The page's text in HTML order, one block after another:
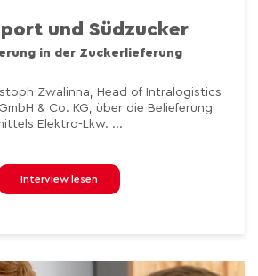
und Südzucker
in der Zuckerlieferung
Zwalinna, Head of Intralogistics
& Co. KG, über die Belieferung
Elektro-Lkw. ...
Interview lesen